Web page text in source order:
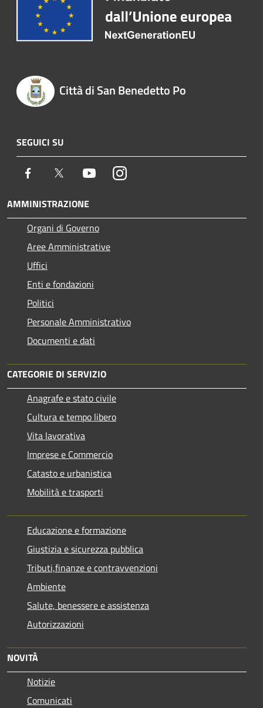
Città di San Benedetto Po
SEGUICI SU
Facebook Twitter YoutubeInstagram
AMMINISTRAZIONE
Organi di Governo
Aree Amministrative
Uffici
Enti e fondazioni
Politici
Personale Amministrativo
Documenti e dati
CATEGORIE DI SERVIZIO
Anagrafe e stato civile
Cultura e tempo libero
Vita lavorativa
Imprese e Commercio
Catasto e urbanistica
Mobilità e trasporti
Educazione e formazione
Giustizia e sicurezza pubblica
Tributi,finanze e contravvenzioni
Ambiente
Salute, benessere e assistenza
Autorizzazioni
NOVITÀ
Notizie
Comunicati